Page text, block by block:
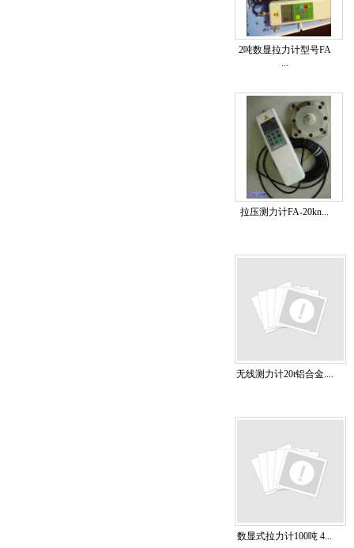
2吨数显拉力计型号FA
...
拉压测力计FA-20kn...
无线测力计20t铝合金....
数显式拉力计100吨 4...